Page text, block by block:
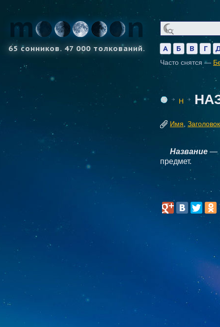
65 сонников. 47 000 толкований. А Б В Г
Часто снятся —
Н
Имя Заголовок
Название —
предмет.